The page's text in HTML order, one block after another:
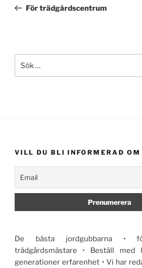
inläggFör trädgårdscentrum
efter:
VILL DU BLI INFORMERAD OM
De bästa jordgubbarna •
trädgårdsmästare • Beställ med
generationer erfarenhet • Vi har